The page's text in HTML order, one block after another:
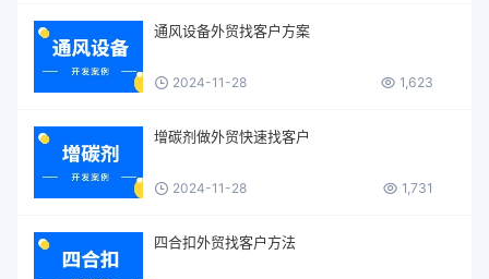
通风设备外贸找客户方案
2024-11-28 1,623
增碳剂做外贸快速找客户
2024-11-28 1,731
四合扣外贸找客户方法